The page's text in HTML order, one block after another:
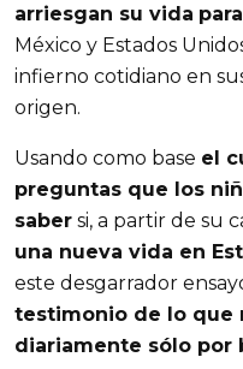
arriesgan su vida
México y Estados
infierno cotidiano en
origen.
Usando como base el
preguntas que los
saber si, a partir de su
una nueva vida en
este desgarrador
testimonio de lo que
diariamente sólo por